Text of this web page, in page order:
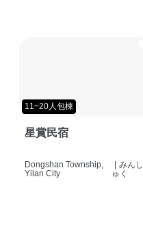
11~20人包棟
星賞民宿
Dongshan Township,
Yilan City
みんし
ゅく